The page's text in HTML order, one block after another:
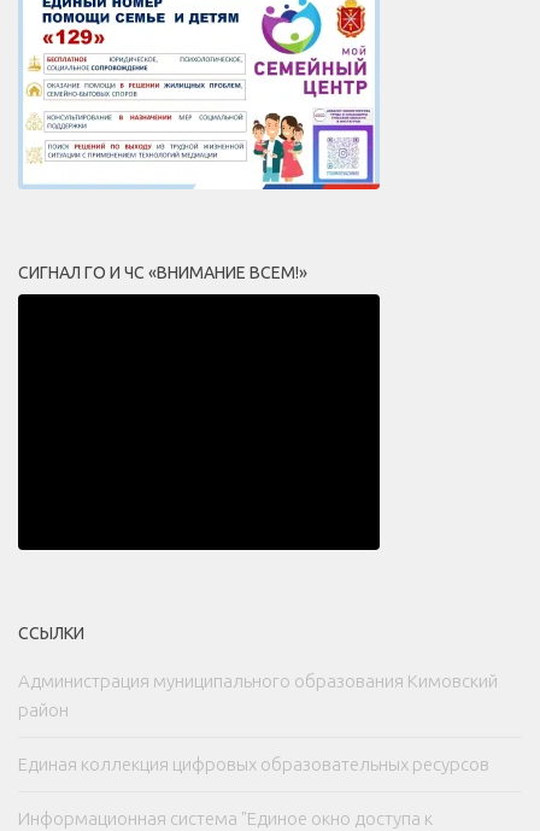
СИГНАЛ ГО И ЧС «ВНИМАНИЕ ВСЕМ!»
ССЫЛКИ
Администрация муниципального образования Кимовский
район
Единая коллекция цифровых образовательных ресурсов
Информационная система "Единое окно доступа к